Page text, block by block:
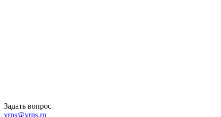
Задать вопрос
vrns@vrns.ru